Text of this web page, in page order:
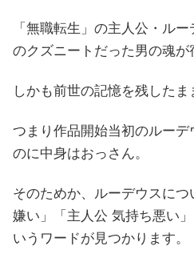
「無職転生」の主人公・ル
のクズニートだった男の魂が
しかも前世の記憶を残したま
つまり作品開始当初のルー
のに中身はおっさん。
そのためか、ルーデウスに
嫌い」「主人公 気持ち悪い
いうワードが見つかります。